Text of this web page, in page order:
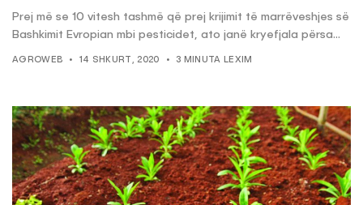
Prej më se 10 vitesh tashmë që prej krijimit të marrëveshjes së
Bashkimit Evropian mbi pesticidet, ato janë kryefjala përsa...
AGROWEB 14 SHKURT, 2020 3 MINUTA LEXIM